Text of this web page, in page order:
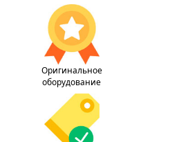
Оригинальное
оборудование